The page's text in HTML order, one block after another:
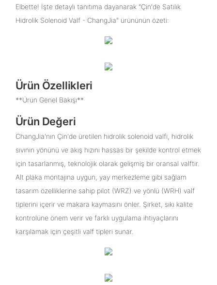
Elbette! İşte detaylı tanıtıma dayanarak "Çin'de Satılık
Hidrolik Solenoid Valf - ChangJia" ürününün özeti:
Ürün Özellikleri
**Ürün Genel Bakışı**
Ürün Değeri
ChangJia'nın Çin'de üretilen hidrolik solenoid valfi, hidrolik
sıvının yönünü ve akış hızını hassas bir şekilde kontrol etmek
için tasarlanmış, teknolojik olarak gelişmiş bir oransal valftir.
Alt plaka montajına uygun, yay merkezleme gibi sağlam
tasarım özelliklerine sahip pilot (WRZ) ve yönlü (WRH) valf
tiplerini içerir ve makara kaymasını önler. Şirket, sıkı kalite
kontrolüne önem verir ve farklı uygulama ihtiyaçlarını
karşılamak için çeşitli valf tipleri sunar.